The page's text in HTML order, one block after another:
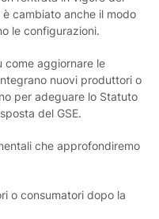
è cambiato anche il modo
le configurazioni.
come aggiornare le
nuovi produttori o
per adeguare lo Statuto
del GSE.
che approfondiremo
o consumatori dopo la